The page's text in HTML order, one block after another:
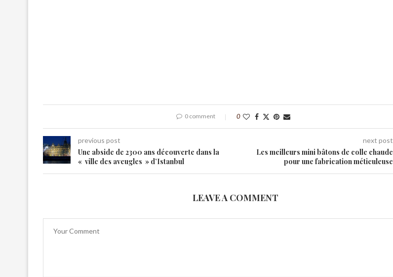
0 comment 0
previous post
Une abside de 2300 ans découverte dans la
« ville des aveugles » d’Istanbul
next post
Les meilleurs mini bâtons de colle chaude
pour une fabrication méticuleuse
LEAVE A COMMENT